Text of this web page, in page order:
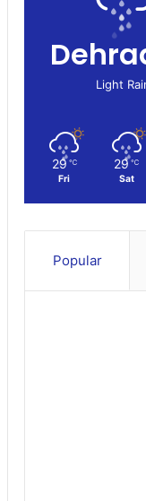
Light
29 ℃
Fri
29 ℃
Sat
Popular